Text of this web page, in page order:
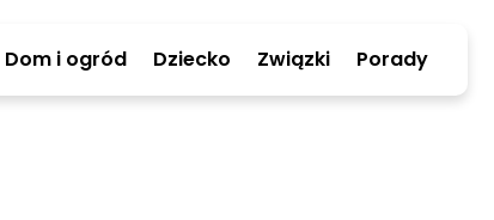
Dom i ogród Dziecko Związki Porady